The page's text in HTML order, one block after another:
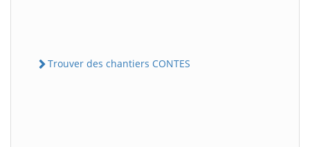
Trouver des chantiers CONTES